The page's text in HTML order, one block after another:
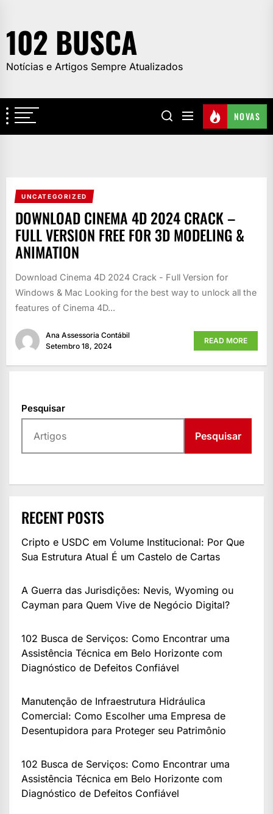
the
content
102 BUSCA
Notícias e Artigos Sempre Atualizados
NOVAS
UNCATEGORIZED
DOWNLOAD CINEMA 4D 2024 CRACK –
FULL VERSION FREE FOR 3D MODELING &
ANIMATION
Download Cinema 4D 2024 Crack - Full Version for
Windows & Mac Looking for the best way to unlock all the
features of Cinema 4D...
Ana Assessoria Contábil
Setembro 18, 2024
READ MORE
Pesquisar
Pesquisar
RECENT POSTS
Cripto e USDC em Volume Institucional: Por Que
Sua Estrutura Atual É um Castelo de Cartas
A Guerra das Jurisdições: Nevis, Wyoming ou
Cayman para Quem Vive de Negócio Digital?
102 Busca de Serviços: Como Encontrar uma
Assistência Técnica em Belo Horizonte com
Diagnóstico de Defeitos Confiável
Manutenção de Infraestrutura Hidráulica
Comercial: Como Escolher uma Empresa de
Desentupidora para Proteger seu Patrimônio
102 Busca de Serviços: Como Encontrar uma
Assistência Técnica em Belo Horizonte com
Diagnóstico de Defeitos Confiável